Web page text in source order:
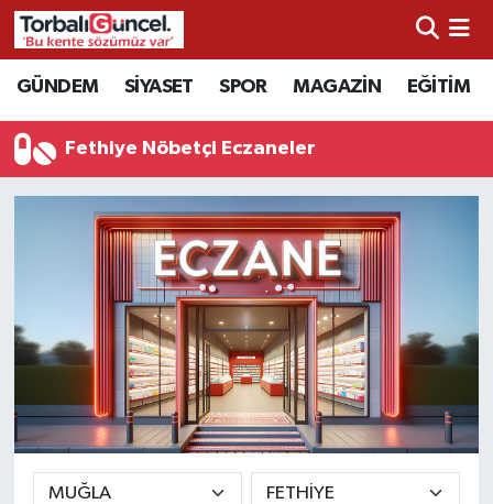
GÜNDEM SİYASET SPOR MAGAZİN EĞİTİM
Fethiye Nöbetçi Eczaneler
İzmir Nöbetçi Eczaneler
İzmir Hava Durumu
İzmir Namaz Vakitleri
İzmir Trafik Yoğunluk Haritası
Süper Lig Puan Durumu ve Fikstür
Tüm Manşetler
Son Dakika Haberleri
Haber Arşivi